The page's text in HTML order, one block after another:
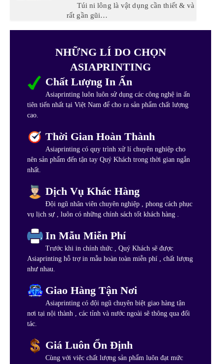
Túi ni lông là vật dụng cần thiết & và
rất gần gũi…
NHỮNG LÍ DO CHỌN
ASIAPRINTING
Chất Lượng In Ấn
Asiaprinting luôn luôn sử dụng các công nghệ in ấn
tiên tiến nhất tại Việt Nam để cho ra sản phẩm chất lượng
cao.
Thời Gian Hoàn Thành
Asiaprinting có quy trình xử lí chuyên nghiệp cho
nên sản phẩm đến tận tay Quý Khách trong thời gian ngắn
nhất.
Dịch Vụ Khác Hàng
Đội ngũ nhân viên chuyên nghiệp , phong cách phục
vụ lịch sự , luôn có những chính sách tốt khách hàng .
In Mẫu Miễn Phí
Trước khi in chính thức , Quý Khách sẽ được
Asiaprinting hỗ trợ in mẫu hoàn toàn miễn phí , chất lượng
như nhau.
Giao Hàng Tận Nơi
Asiaprinting có đội ngũ chuyên biệt giao hàng tận
nơi tại nội thành , các tỉnh và nước ngoài sẽ thông qua đối
tác.
Giá Luôn Ổn Định
Cùng với việc chất lượng sản phẩm luôn đạt mức